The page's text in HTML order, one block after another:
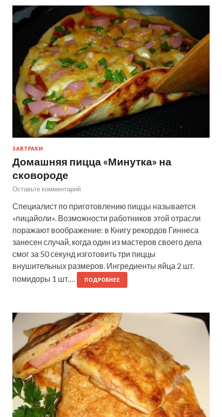
ЗАВТРАКИ
Домашняя пицца «Минутка» на
сковороде
Оставьте комментарий
Специалист по приготовлению пиццы называется
«пицайоли». Возможности работников этой отрасли
поражают воображение: в Книгу рекордов Гиннеса
занесен случай, когда один из мастеров своего дела
смог за 50 секунд изготовить три пиццы
внушительных размеров. Ингредиенты яйца 2 шт.
помидоры 1 шт.…
ПОДРОБНЕЕ